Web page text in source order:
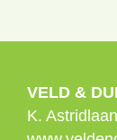
VELD &
K.